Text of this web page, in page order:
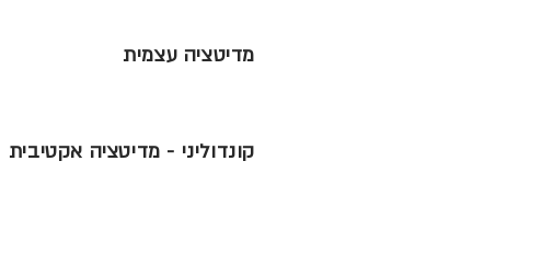
מדיטציה עצמית
קונדוליני - מדיטציה אקטיבית